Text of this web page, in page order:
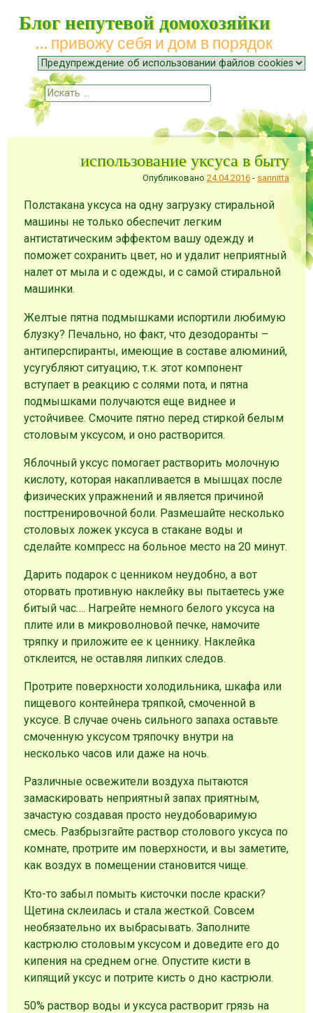
Блог непутевой домохозяйки
… привожу себя и дом в порядок
Меню
Наверх
Поиск
использование уксуса в быту
Опубликовано 24.04.2016- sannitta
Полстакана уксуса на одну загрузку стиральной
машины не только обеспечит легким
антистатическим эффектом вашу одежду и
поможет сохранить цвет, но и удалит неприятный
налет от мыла и с одежды, и с самой стиральной
машинки.
Желтые пятна подмышками испортили любимую
блузку? Печально, но факт, что дезодоранты –
антиперспиранты, имеющие в составе алюминий,
усугубляют ситуацию, т.к. этот компонент
вступает в реакцию с солями пота, и пятна
подмышками получаются еще виднее и
устойчивее. Смочите пятно перед стиркой белым
столовым уксусом, и оно растворится.
Яблочный уксус помогает растворить молочную
кислоту, которая накапливается в мышцах после
физических упражнений и является причиной
посттренировочной боли. Размешайте несколько
столовых ложек уксуса в стакане воды и
сделайте компресс на больное место на 20 минут.
Дарить подарок с ценником неудобно, а вот
оторвать противную наклейку вы пытаетесь уже
битый час…. Нагрейте немного белого уксуса на
плите или в микроволновой печке, намочите
тряпку и приложите ее к ценнику. Наклейка
отклеится, не оставляя липких следов.
Протрите поверхности холодильника, шкафа или
пищевого контейнера тряпкой, смоченной в
уксусе. В случае очень сильного запаха оставьте
смоченную уксусом тряпочку внутри на
несколько часов или даже на ночь.
Различные освежители воздуха пытаются
замаскировать неприятный запах приятным,
зачастую создавая просто неудобоваримую
смесь. Разбрызгайте раствор столового уксуса по
комнате, протрите им поверхности, и вы заметите,
как воздух в помещении становится чище.
Кто-то забыл помыть кисточки после краски?
Щетина склеилась и стала жесткой. Совсем
необязательно их выбрасывать. Заполните
кастрюлю столовым уксусом и доведите его до
кипения на среднем огне. Опустите кисти в
кипящий уксус и потрите кисть о дно кастрюли.
50% раствор воды и уксуса растворит грязь на